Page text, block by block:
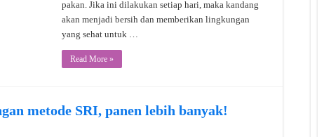
pakan. Jika ini dilakukan setiap hari, maka kandang
akan menjadi bersih dan memberikan lingkungan
yang sehat untuk …
Read More »
metode SRI, panen lebih banyak!